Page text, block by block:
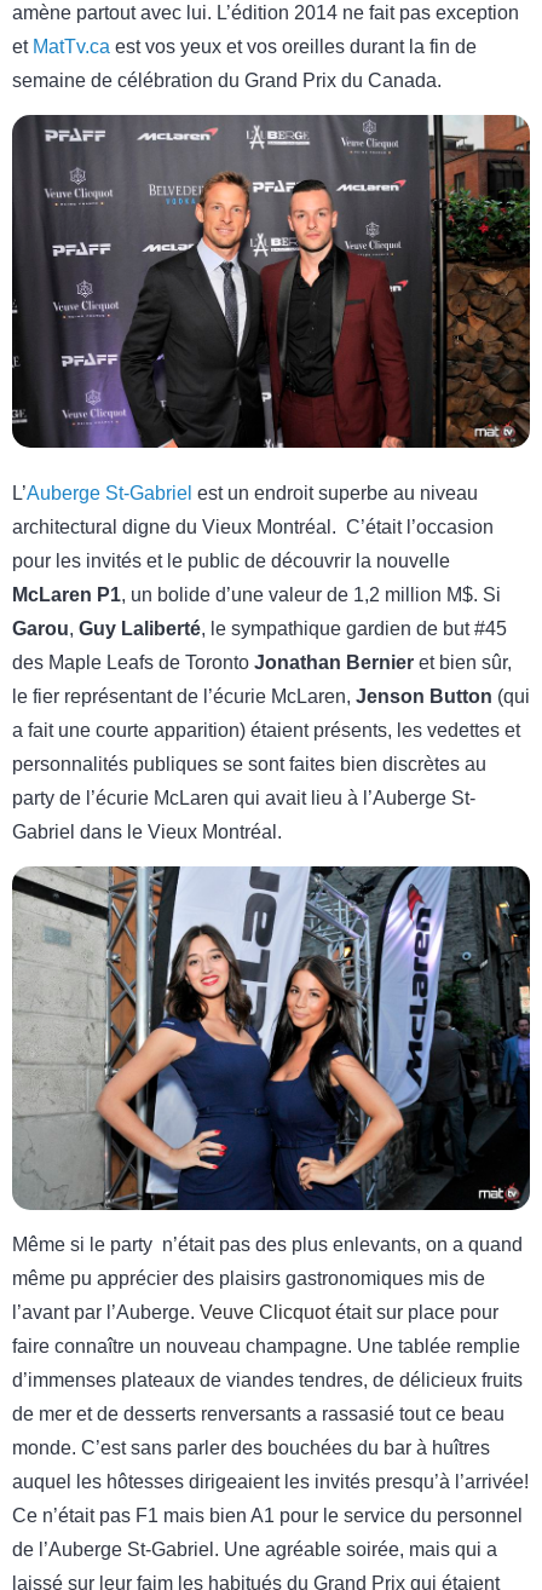
amène partout avec lui. L’édition 2014 ne fait pas exception
et MatTv.ca est vos yeux et vos oreilles durant la fin de
semaine de célébration du Grand Prix du Canada.
L’Auberge St-Gabriel est un endroit superbe au niveau
architectural digne du Vieux Montréal. C’était l’occasion
pour les invités et le public de découvrir la nouvelle
McLaren P1, un bolide d’une valeur de 1,2 million M$. Si
Garou, Guy Laliberté, le sympathique gardien de but #45
des Maple Leafs de Toronto Jonathan Bernier et bien sûr,
le fier représentant de l’écurie McLaren, Jenson Button (qui
a fait une courte apparition) étaient présents, les vedettes et
personnalités publiques se sont faites bien discrètes au
party de l’écurie McLaren qui avait lieu à l’Auberge St-
Gabriel dans le Vieux Montréal.
Même si le party n’était pas des plus enlevants, on a quand
même pu apprécier des plaisirs gastronomiques mis de
l’avant par l’Auberge. Veuve Clicquotétait sur place pour
faire connaître un nouveau champagne. Une tablée remplie
d’immenses plateaux de viandes tendres, de délicieux fruits
de mer et de desserts renversants a rassasié tout ce beau
monde. C’est sans parler des bouchées du bar à huîtres
auquel les hôtesses dirigeaient les invités presqu’à l’arrivée!
Ce n’était pas F1 mais bien A1 pour le service du personnel
de l’Auberge St-Gabriel. Une agréable soirée, mais qui a
laissé sur leur faim les habitués du Grand Prix qui étaient